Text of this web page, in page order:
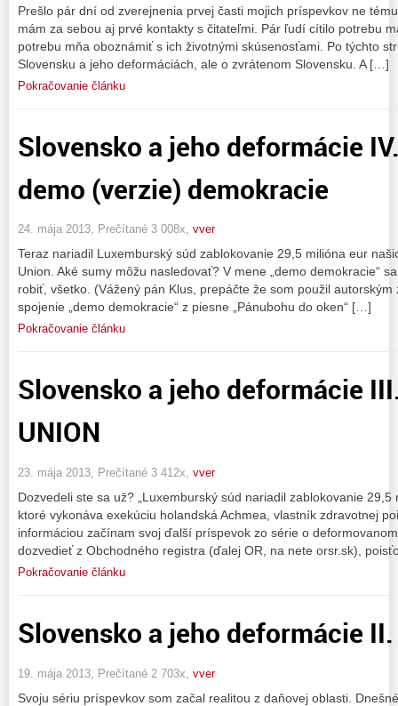
Prešlo pár dní od zverejnenia prvej časti mojich príspevkov ne
mám za sebou aj prvé kontakty s čitateľmi. Pár ľudí cítilo potrebu
potrebu mňa oboznámiť s ich životnými skúsenosťami. Po týchto
Slovensku a jeho deformáciách, ale o zvrátenom Slovensku. A […]
Pokračovanie článku
Slovensko a jeho deformácie
demo (verzie) demokracie
24. mája 2013, Prečítané 3 008x, vver
Teraz nariadil Luxemburský súd zablokovanie 29,5 milióna eur
Union. Aké sumy môžu nasledovať? V mene „demo demokracie“
robiť, všetko. (Vážený pán Klus, prepáčte že som použil
spojenie „demo demokracie“ z piesne „Pánubohu do oken“ […]
Pokračovanie článku
Slovensko a jeho deformácie
UNION
23. mája 2013, Prečítané 3 412x, vver
Dozvedeli ste sa už? „Luxemburský súd nariadil zablokovanie
ktoré vykonáva exekúciu holandská Achmea, vlastník zdravotnej
informáciou začínam svoj ďalší príspevok zo série o
dozvedieť z Obchodného registra (ďalej OR, na nete orsr.sk),
Pokračovanie článku
Slovensko a jeho deformácie II.
19. mája 2013, Prečítané 2 703x, vver
Svoju sériu príspevkov som začal realitou z daňovej oblasti.